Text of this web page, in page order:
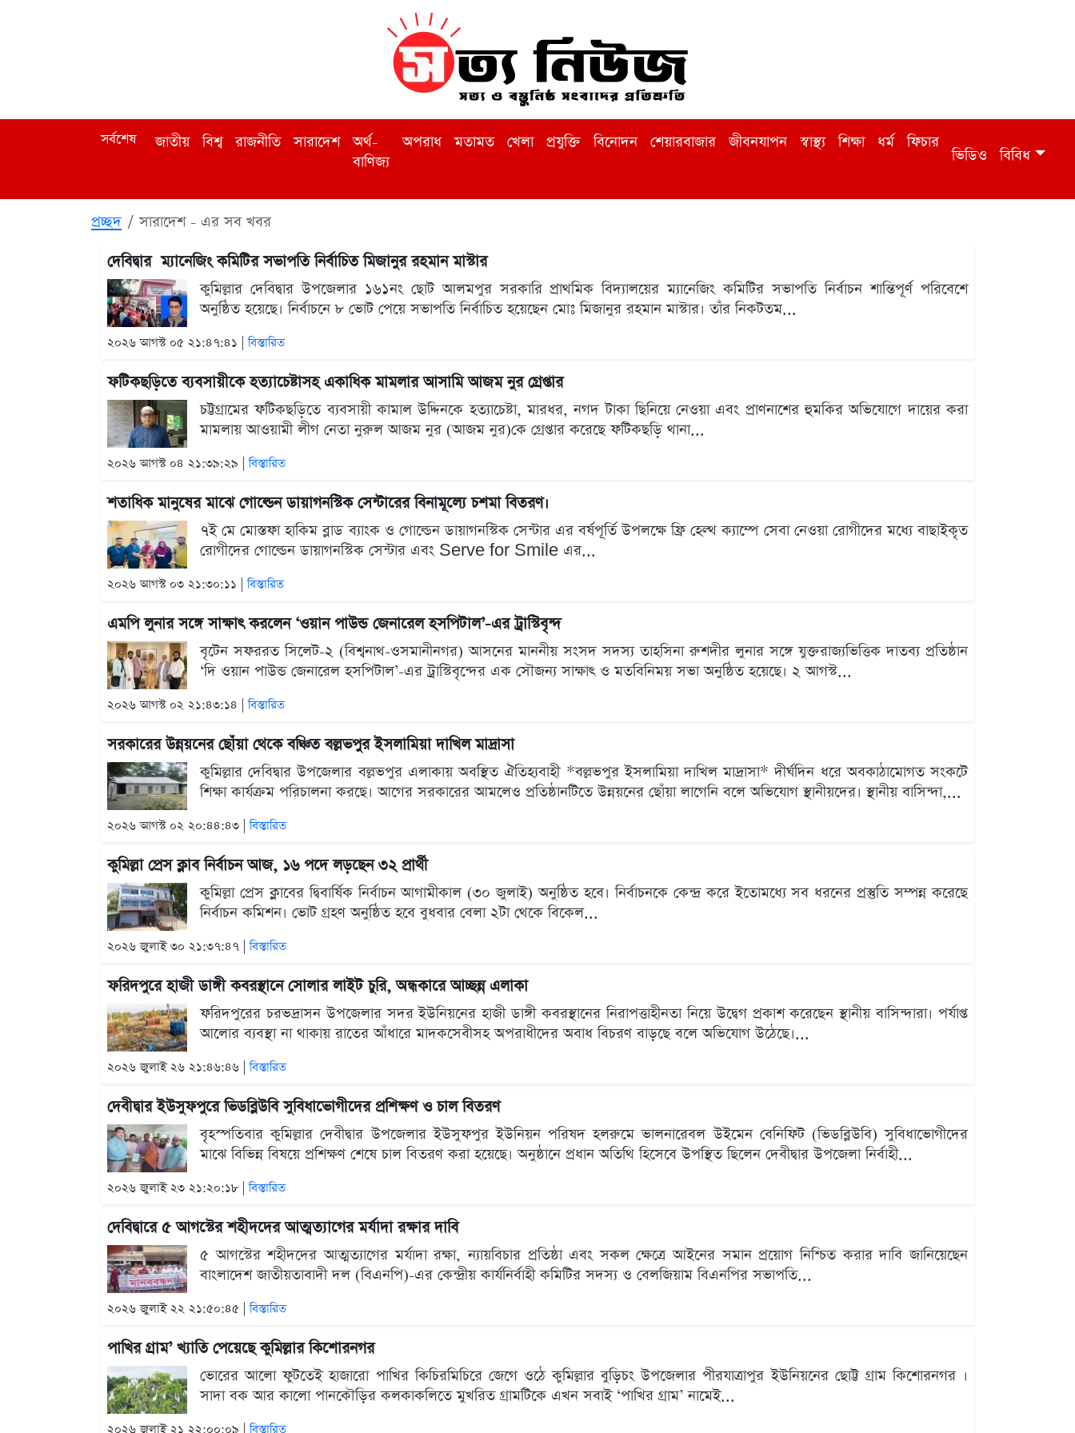
সর্বশেষ জাতীয় বিশ্ব রাজনীতি সারাদেশ
অর্থ-
বাণিজ্য
অপরাধ মতামত খেলা প্রযুক্তি বিনোদন শেয়ারবাজার জীবনযাপন স্বাস্থ্য শিক্ষা ধর্ম ফিচার
ভিডিও বিবিধ
প্রচ্ছদ সারাদেশ - এর সব খবর
দেবিদ্বার ম্যানেজিং কমিটির সভাপতি নির্বাচিত মিজানুর রহমান মাস্টার
কুমিল্লার দেবিদ্বার উপজেলার ১৬১নং ছোট আলমপুর সরকারি প্রাথমিক বিদ্যালয়ের ম্যানেজিং কমিটির সভাপতি নির্বাচন শান্তিপূর্ণ পরিবেশে
অনুষ্ঠিত হয়েছে। নির্বাচনে ৮ ভোট পেয়ে সভাপতি নির্বাচিত হয়েছেন মোঃ মিজানুর রহমান মাস্টার। তাঁর নিকটতম...
২০২৬ আগস্ট ০৫ ২১:৪৭:৪১ |বিস্তারিত
ফটিকছড়িতে ব্যবসায়ীকে হত্যাচেষ্টাসহ একাধিক মামলার আসামি আজম নুর গ্রেপ্তার
চট্টগ্রামের ফটিকছড়িতে ব্যবসায়ী কামাল উদ্দিনকে হত্যাচেষ্টা, মারধর, নগদ টাকা ছিনিয়ে নেওয়া এবং প্রাণনাশের হুমকির অভিযোগে দায়ের করা
মামলায় আওয়ামী লীগ নেতা নুরুল আজম নুর (আজম নুর)কে গ্রেপ্তার করেছে ফটিকছড়ি থানা...
২০২৬ আগস্ট ০৪ ২১:৩৯:২৯ |বিস্তারিত
শতাধিক মানুষের মাঝে গোল্ডেন ডায়াগনস্টিক সেন্টারের বিনামূল্যে চশমা বিতরণ।
৭ই মে মোস্তফা হাকিম ব্লাড ব্যাংক ও গোল্ডেন ডায়াগনস্টিক সেন্টার এর বর্ষপূর্তি উপলক্ষে ফ্রি হেল্থ ক্যাম্পে সেবা নেওয়া রোগীদের মধ্যে বাছাইকৃত
রোগীদের গোল্ডেন ডায়াগনস্টিক সেন্টার এবং Serve for Smile এর...
২০২৬ আগস্ট ০৩ ২১:৩০:১১ |বিস্তারিত
এমপি লুনার সঙ্গে সাক্ষাৎ করলেন ‘ওয়ান পাউন্ড জেনারেল হসপিটাল’-এর ট্রাস্টিবৃন্দ
বৃটেন সফররত সিলেট-২ (বিশ্বনাথ-ওসমানীনগর) আসনের মাননীয় সংসদ সদস্য তাহসিনা রুশদীর লুনার সঙ্গে যুক্তরাজ্যভিত্তিক দাতব্য প্রতিষ্ঠান
‘দি ওয়ান পাউন্ড জেনারেল হসপিটাল’-এর ট্রাস্টিবৃন্দের এক সৌজন্য সাক্ষাৎ ও মতবিনিময় সভা অনুষ্ঠিত হয়েছে। ২ আগস্ট...
২০২৬ আগস্ট ০২ ২১:৪৩:১৪ |বিস্তারিত
সরকারের উন্নয়নের ছোঁয়া থেকে বঞ্চিত বল্লভপুর ইসলামিয়া দাখিল মাদ্রাসা
কুমিল্লার দেবিদ্বার উপজেলার বল্লভপুর এলাকায় অবস্থিত ঐতিহ্যবাহী *বল্লভপুর ইসলামিয়া দাখিল মাদ্রাসা* দীর্ঘদিন ধরে অবকাঠামোগত সংকটে
শিক্ষা কার্যক্রম পরিচালনা করছে। আগের সরকারের আমলেও প্রতিষ্ঠানটিতে উন্নয়নের ছোঁয়া লাগেনি বলে অভিযোগ স্থানীয়দের। স্থানীয় বাসিন্দা,...
২০২৬ আগস্ট ০২ ২০:৪৪:৪৩ |বিস্তারিত
কুমিল্লা প্রেস ক্লাব নির্বাচন আজ, ১৬ পদে লড়ছেন ৩২ প্রার্থী
কুমিল্লা প্রেস ক্লাবের দ্বিবার্ষিক নির্বাচন আগামীকাল (৩০ জুলাই) অনুষ্ঠিত হবে। নির্বাচনকে কেন্দ্র করে ইতোমধ্যে সব ধরনের প্রস্তুতি সম্পন্ন করেছে
নির্বাচন কমিশন। ভোট গ্রহণ অনুষ্ঠিত হবে বুধবার বেলা ২টা থেকে বিকেল...
২০২৬ জুলাই ৩০ ২১:৩৭:৪৭ |বিস্তারিত
ফরিদপুরে হাজী ডাঙ্গী কবরস্থানে সোলার লাইট চুরি, অন্ধকারে আচ্ছন্ন এলাকা
ফরিদপুরের চরভদ্রাসন উপজেলার সদর ইউনিয়নের হাজী ডাঙ্গী কবরস্থানের নিরাপত্তাহীনতা নিয়ে উদ্বেগ প্রকাশ করেছেন স্থানীয় বাসিন্দারা। পর্যাপ্ত
আলোর ব্যবস্থা না থাকায় রাতের আঁধারে মাদকসেবীসহ অপরাধীদের অবাধ বিচরণ বাড়ছে বলে অভিযোগ উঠেছে।...
২০২৬ জুলাই ২৬ ২১:৪৬:৪৬ |বিস্তারিত
দেবীদ্বার ইউসুফপুরে ভিডব্লিউবি সুবিধাভোগীদের প্রশিক্ষণ ও চাল বিতরণ
বৃহস্পতিবার কুমিল্লার দেবীদ্বার উপজেলার ইউসুফপুর ইউনিয়ন পরিষদ হলরুমে ভালনারেবল উইমেন বেনিফিট (ভিডব্লিউবি) সুবিধাভোগীদের
মাঝে বিভিন্ন বিষয়ে প্রশিক্ষণ শেষে চাল বিতরণ করা হয়েছে। অনুষ্ঠানে প্রধান অতিথি হিসেবে উপস্থিত ছিলেন দেবীদ্বার উপজেলা নির্বাহী...
২০২৬ জুলাই ২৩ ২১:২০:১৮ |বিস্তারিত
দেবিদ্বারে ৫ আগস্টের শহীদদের আত্মত্যাগের মর্যাদা রক্ষার দাবি
৫ আগস্টের শহীদদের আত্মত্যাগের মর্যাদা রক্ষা, ন্যায়বিচার প্রতিষ্ঠা এবং সকল ক্ষেত্রে আইনের সমান প্রয়োগ নিশ্চিত করার দাবি জানিয়েছেন
বাংলাদেশ জাতীয়তাবাদী দল (বিএনপি)-এর কেন্দ্রীয় কার্যনির্বাহী কমিটির সদস্য ও বেলজিয়াম বিএনপির সভাপতি...
২০২৬ জুলাই ২২ ২১:৫০:৪৫ |বিস্তারিত
পাখির গ্রাম’ খ্যাতি পেয়েছে কুমিল্লার কিশোরনগর
ভোরের আলো ফুটতেই হাজারো পাখির কিচিরমিচিরে জেগে ওঠে কুমিল্লার বুড়িচং উপজেলার পীরযাত্রাপুর ইউনিয়নের ছোট্ট গ্রাম কিশোরনগর ।
সাদা বক আর কালো পানকৌড়ির কলকাকলিতে মুখরিত গ্রামটিকে এখন সবাই ‘পাখির গ্রাম’ নামেই...
২০২৬ জুলাই ২১ ২২:০০:০৯ |বিস্তারিত